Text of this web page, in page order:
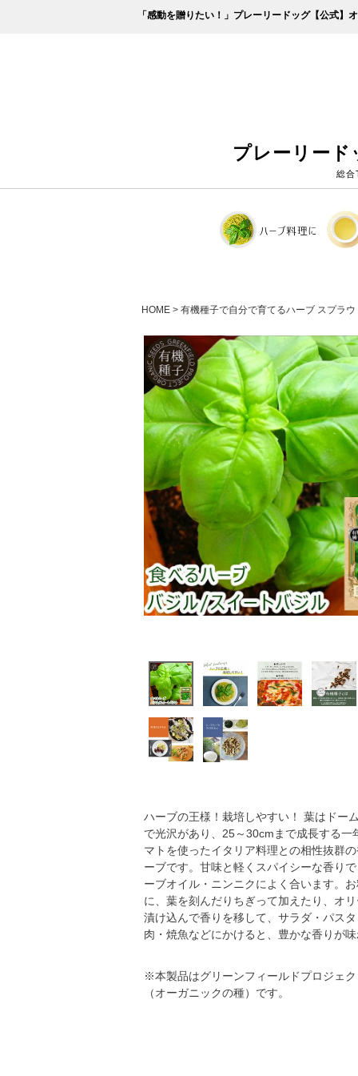
「感動を贈りたい！」プレーリードッグ【公式】
プレーリー
総合
HOME 有機種子で自分で育てるハーブ スプラ
ハーブの王様！栽培しやすい！ 葉はドー
で光沢があり、25～30cmまで成長する一
マトを使ったイタリア料理との相性抜群
ーブです。甘味と軽くスパイシーな香り
ーブオイル・ニンニクによく合います。
に、葉を刻んだりちぎって加えたり、オ
漬け込んで香りを移して、サラダ・パス
肉・焼魚などにかけると、豊かな香りが
※本製品はグリーンフィールドプロジェ
（オーガニックの種）です。